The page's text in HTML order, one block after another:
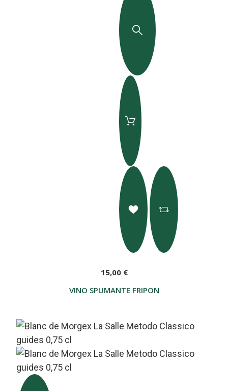
VINO SPUMANTE FRIPON
15,00 €